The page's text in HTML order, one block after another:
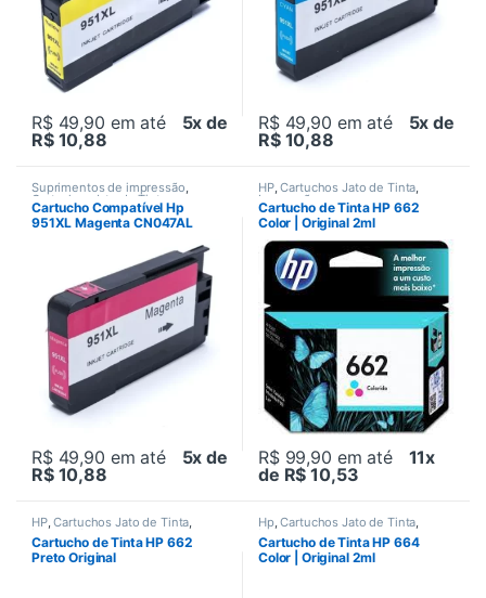
R$ 49,90 em até 5x de
R$ 10,88
R$ 49,90 em até 5x de
R$ 10,88
Suprimentos de impressão,
Cartuchos Jato de Tinta,
Compatível
Cartucho Compatível Hp
951XL Magenta CN047AL
R$ 49,90 em até 5x de
R$ 10,88
HP,Cartuchos Jato de Tinta,
Impressão
Cartucho de Tinta HP 662
Color | Original 2ml
R$ 99,90 em até 11x
de R$ 10,53
HP,Cartuchos Jato de Tinta,
Impressão Impressoras
Cartucho de Tinta HP 662
Preto Original
Hp,Cartuchos Jato de Tinta,
Impressoras
Cartucho de Tinta HP 664
Color | Original 2ml